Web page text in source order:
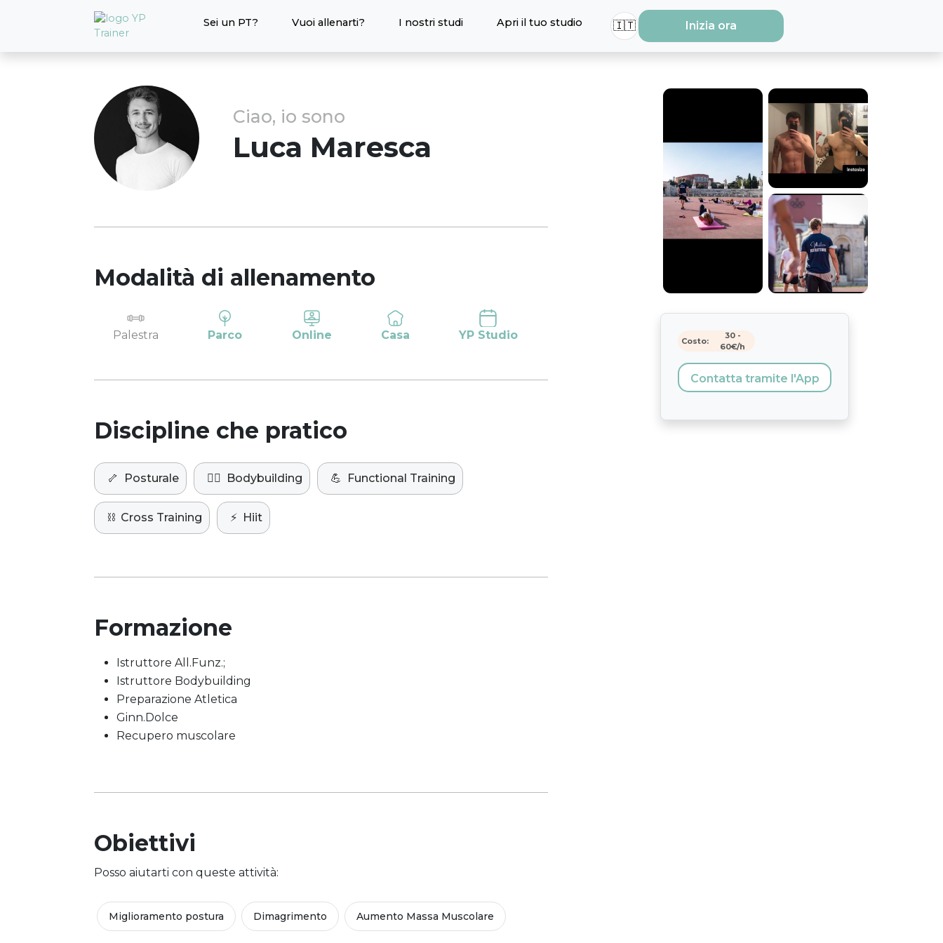
Sei un PT? Vuoi allenarti? I nostri studi Apri il tuo studio 🇮🇹 Inizia ora
Ciao, io sono
Luca Maresca
Modalità di allenamento
Palestra Parco Online Casa YP Studio
Discipline che pratico
🦴 Posturale 🏋️‍♀️ Bodybuilding 💪 Functional Training
⛓️ Cross Training ⚡️ Hiit
Formazione
Istruttore All.Funz.;
Istruttore Bodybuilding
Preparazione Atletica
Ginn.Dolce
Recupero muscolare
Obiettivi
Posso aiutarti con queste attività:
Miglioramento postura Dimagrimento Aumento Massa Muscolare
Costo:
30-
60€/h
Contatta tramite l'App